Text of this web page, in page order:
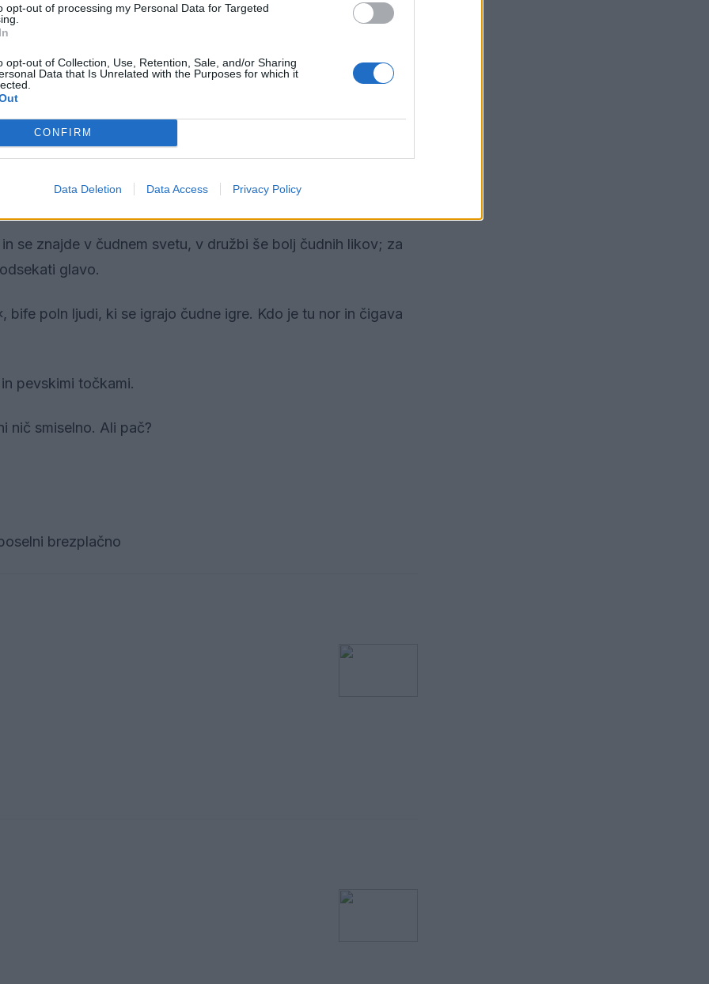
opt-out of processing my Personal Data for Targeted
opt-out of Collection, Use, Retention, Sale, and/or Sharing
Data that Is Unrelated with the Purposes for which it
CONFIRM
Data Deletion Data Access Privacy Policy
se znajde v čudnem svetu, v družbi še bolj čudnih likov; za
glavo.
poln ljudi, ki se igrajo čudne igre. Kdo je tu nor in čigava
pevskimi točkami.
nič smiselno. Ali pač?
brezplačno